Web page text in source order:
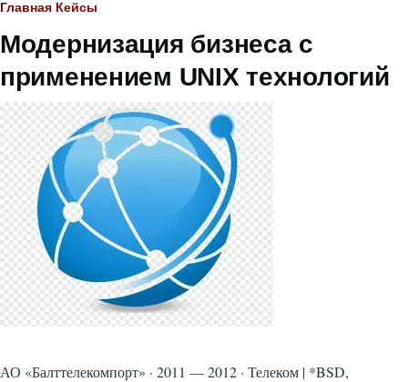
Строка
навигации
Главная Кейсы
Модернизация бизнеса с
применением UNIX технологий
АО «Балттелекомпорт» · 2011 — 2012 · Телеком | *BSD,